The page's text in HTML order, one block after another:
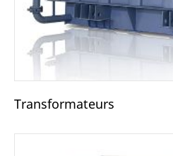
Transformateurs